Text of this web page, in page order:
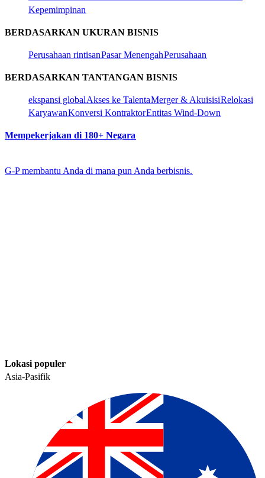
Kepemimpinan​​
BERDASARKAN UKURAN BISNIS​​
Perusahaan rintisan​​Pasar Menengah​​Perusahaan​​
BERDASARKAN TANTANGAN BISNIS​​
ekspansi global​​Akses ke Talenta​​Merger & Akuisisi​​Relokasi
Karyawan​​Konversi Kontraktor​​Entitas Wind-Down​​
Mempekerjakan di 180+ Negara​​
G-P membantu Anda di mana pun Anda berbisnis.​​
Lokasi populer​​
Asia-Pasifik​​